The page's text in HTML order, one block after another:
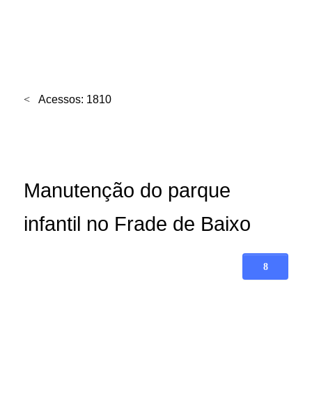
Acessos: 1810
Manutenção do parque
infantil no Frade de Baixo